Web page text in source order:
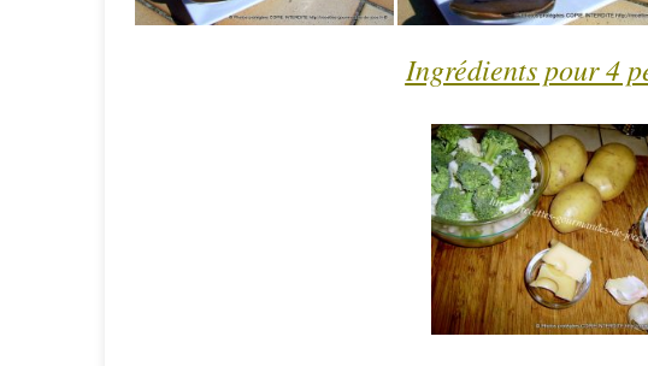
Ingrédients pour 4